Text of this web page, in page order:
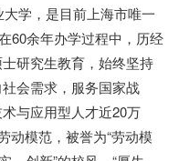
学，是目前上海市唯一
60余年办学过程中，历经
研究生教育，始终坚持
会需求，服务国家战
与应用型人才近20万
动模范，被誉为“劳动模